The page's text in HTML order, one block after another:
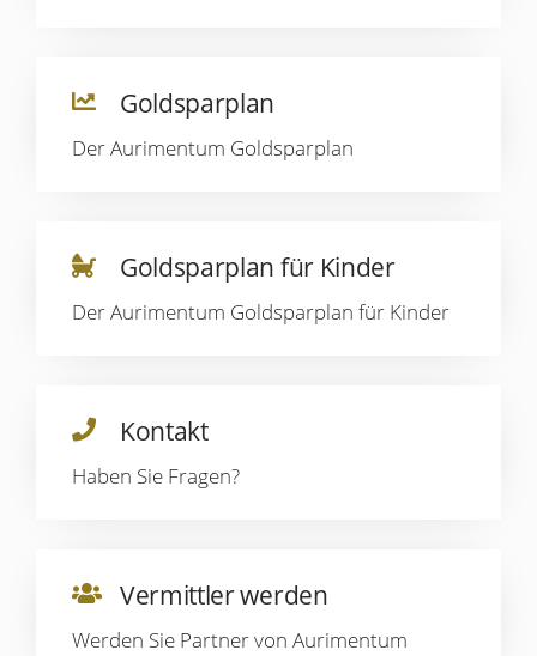
Goldsparplan
Der Aurimentum Goldsparplan
Goldsparplan für Kinder
Der Aurimentum Goldsparplan für Kinder
Kontakt
Haben Sie Fragen?
Vermittler werden
Werden Sie Partner von Aurimentum